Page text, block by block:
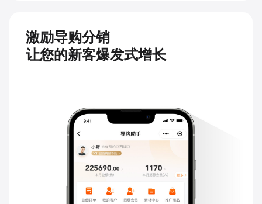
激励导购分销
让您的新客爆发式增长